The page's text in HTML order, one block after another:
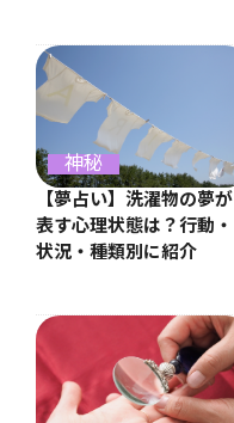
神秘
【夢占い】洗濯物の夢が
表す心理状態は？行動・
状況・種類別に紹介